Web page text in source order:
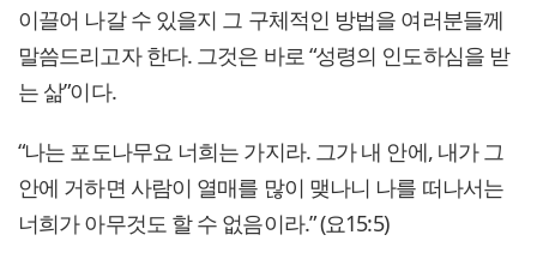
이끌어 나갈 수 있을지 그 구체적인 방법을 여러분들께
말씀드리고자 한다. 그것은 바로 “성령의 인도하심을 받
는 삶”이다.
“나는 포도나무요 너희는 가지라. 그가 내 안에, 내가 그
안에 거하면 사람이 열매를 많이 맺나니 나를 떠나서는
너희가 아무것도 할 수 없음이라.” (요15:5)